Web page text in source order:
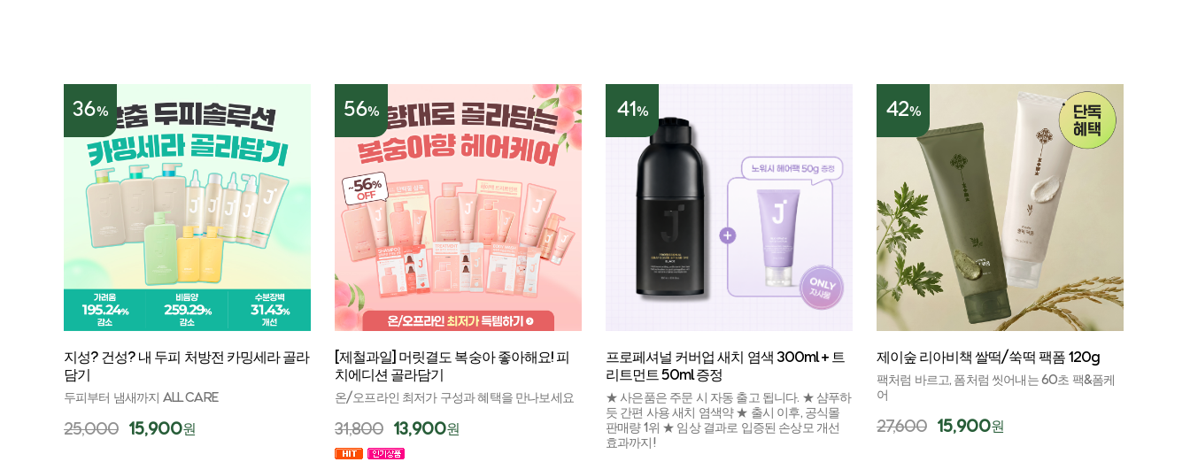
36%
지성? 건성? 내 두피 처방전 카밍세라 골라
담기
두피부터 냄새까지 ALL CARE
25,000 15,900원
56%
[제철과일] 머릿결도 복숭아 좋아해요! 피
치에디션 골라담기
온/오프라인 최저가 구성과 혜택을 만나보세요
31,800 13,900원
41%
프로페셔널 커버업 새치 염색 300ml + 트
리트먼트 50ml 증정
★ 사은품은 주문 시 자동 출고 됩니다. ★ 샴푸하
듯 간편 사용 새치 염색약 ★ 출시 이후, 공식몰
판매량 1위 ★ 임상 결과로 입증된 손상모 개선
효과까지!
42%
제이숲 리아비책 쌀떡/쑥떡 팩폼 120g
팩처럼 바르고, 폼처럼 씻어내는 60초 팩&폼케
어
27,600 15,900원